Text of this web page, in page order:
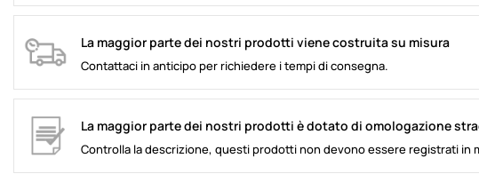
La maggior parte dei nostri prodotti viene costruita su misura
Contattaci in anticipo per richiedere i tempi di consegna.
La maggior parte dei nostri prodotti è dotato di omologazione
Controlla la descrizione, questi prodotti non devono essere registrati in